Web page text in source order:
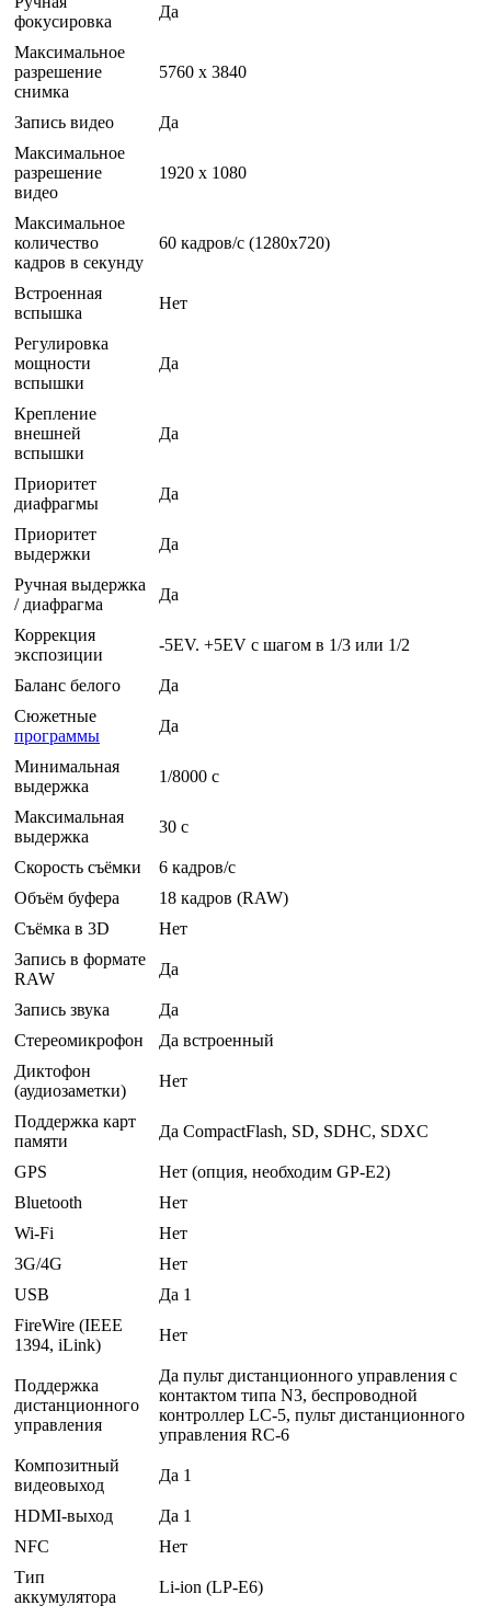
фокусировка
Да
Максимальное
разрешение
снимка
5760 x 3840
Запись видео
Да
Максимальное
разрешение
видео
1920 x 1080
Максимальное
количество
кадров в секунду
60 кадров/с (1280x720)
Встроенная
вспышка
Нет
Регулировка
мощности
вспышки
Да
Крепление
внешней
вспышки
Да
Приоритет
диафрагмы
Да
Приоритет
выдержки
Да
Ручная выдержка
/ диафрагма
Да
Коррекция
экспозиции
-5EV. +5EV с шагом в 1/3 или 1/2
Баланс белого
Да
Сюжетные
программы
Да
Минимальная
выдержка
1/8000 c
Максимальная
выдержка
30 c
Скорость съёмки
6 кадров/с
Объём буфера
18 кадров (RAW)
Съёмка в 3D
Нет
Запись в формате
RAW
Да
Запись звука
Да
Стереомикрофон
Да встроенный
Диктофон
(аудиозаметки)
Нет
Поддержка карт
памяти
Да CompactFlash, SD, SDHC, SDXC
GPS
Нет (опция, необходим GP-E2)
Bluetooth
Нет
Wi-Fi
Нет
3G/4G
Нет
USB
Да 1
FireWire (IEEE
1394, iLink)
Нет
Поддержка
дистанционного
управления
Да пульт дистанционного управления с
контактом типа N3, беспроводной
контроллер LC-5, пульт дистанционного
управления RC-6
Композитный
видеовыход
Да 1
HDMI-выход
Да 1
NFC
Нет
Тип
аккумулятора
Li-ion (LP-E6)